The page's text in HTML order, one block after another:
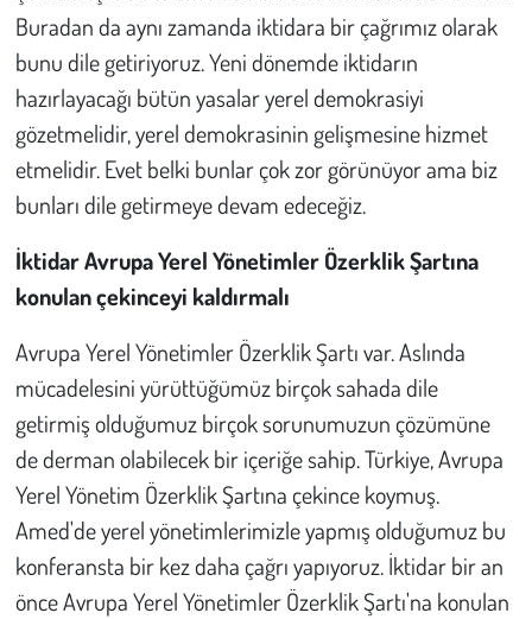
Buradan da aynı zamanda iktidara bir çağrımız olarak
bunu dile getiriyoruz. Yeni dönemde iktidarın
hazırlayacağı bütün yasalar yerel demokrasiyi
gözetmelidir, yerel demokrasinin gelişmesine hizmet
etmelidir. Evet belki bunlar çok zor görünüyor ama biz
bunları dile getirmeye devam edeceğiz.
İktidar Avrupa Yerel Yönetimler Özerklik Şartına
konulan çekinceyi kaldırmalı
Avrupa Yerel Yönetimler Özerklik Şartı var. Aslında
mücadelesini yürüttüğümüz birçok sahada dile
getirmiş olduğumuz birçok sorunumuzun çözümüne
de derman olabilecek bir içeriğe sahip. Türkiye, Avrupa
Yerel Yönetim Özerklik Şartına çekince koymuş.
Amed'de yerel yönetimlerimizle yapmış olduğumuz bu
konferansta bir kez daha çağrı yapıyoruz. İktidar bir an
önce Avrupa Yerel Yönetimler Özerklik Şartı'na konulan